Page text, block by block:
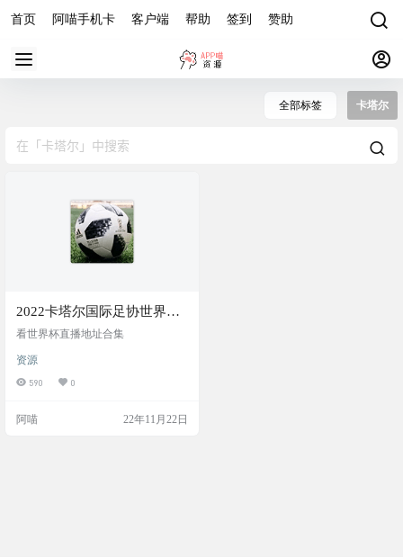
首页 阿喵手机卡 客户端 帮助 签到 赞助
全部标签 卡塔尔
2022卡塔尔国际足协世界杯
指南
看世界杯直播地址合集
资源
590 0
阿喵 22年11月22日